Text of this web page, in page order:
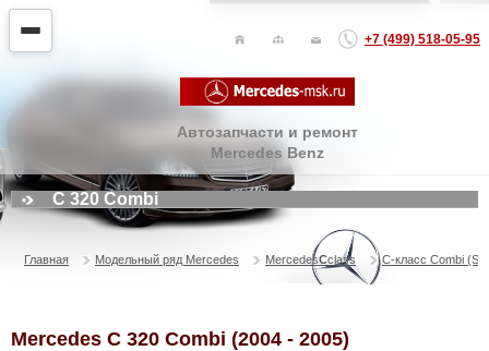
+7 (499) 518-05-95
Автозапчасти и ремонт
Mercedes Benz
C 320 Combi
Главная Модельный ряд Mercedes MercedesСclass C-класс Combi
Mercedes C 320 Combi (2004 - 2005)